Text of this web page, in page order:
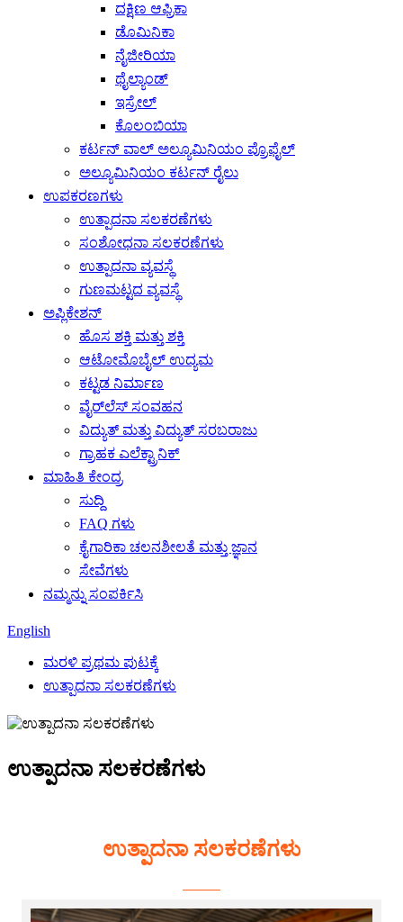
ದಕ್ಷಿಣ ಆಫ್ರಿಕಾ
ಡೊಮಿನಿಕಾ
ನೈಜೀರಿಯಾ
ಥೈಲ್ಯಾಂಡ್
ಇಸ್ರೇಲ್
ಕೊಲಂಬಿಯಾ
ಕರ್ಟನ್ ವಾಲ್ ಅಲ್ಯೂಮಿನಿಯಂ ಪ್ರೊಫೈಲ್
ಅಲ್ಯೂಮಿನಿಯಂ ಕರ್ಟನ್ ರೈಲು
ಉಪಕರಣಗಳು
ಉತ್ಪಾದನಾ ಸಲಕರಣೆಗಳು
ಸಂಶೋಧನಾ ಸಲಕರಣೆಗಳು
ಉತ್ಪಾದನಾ ವ್ಯವಸ್ಥೆ
ಗುಣಮಟ್ಟದ ವ್ಯವಸ್ಥೆ
ಅಪ್ಲಿಕೇಶನ್
ಹೊಸ ಶಕ್ತಿ ಮತ್ತು ಶಕ್ತಿ
ಆಟೋಮೊಬೈಲ್ ಉದ್ಯಮ
ಕಟ್ಟಡ ನಿರ್ಮಾಣ
ವೈರ್‌ಲೆಸ್ ಸಂವಹನ
ವಿದ್ಯುತ್ ಮತ್ತು ವಿದ್ಯುತ್ ಸರಬರಾಜು
ಗ್ರಾಹಕ ಎಲೆಕ್ಟ್ರಾನಿಕ್
ಮಾಹಿತಿ ಕೇಂದ್ರ
ಸುದ್ದಿ
FAQ ಗಳು
ಕೈಗಾರಿಕಾ ಚಲನಶೀಲತೆ ಮತ್ತು ಜ್ಞಾನ
ಸೇವೆಗಳು
ನಮ್ಮನ್ನು ಸಂಪರ್ಕಿಸಿ
English
ಮರಳಿ ಪ್ರಥಮ ಪುಟಕ್ಕೆ
ಉತ್ಪಾದನಾ ಸಲಕರಣೆಗಳು
ಉತ್ಪಾದನಾ ಸಲಕರಣೆಗಳು
ಉತ್ಪಾದನಾ ಸಲಕರಣೆಗಳು